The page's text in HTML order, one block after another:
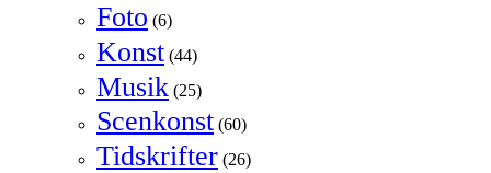
Foto (6)
Konst (44)
Musik (25)
Scenkonst (60)
Tidskrifter (26)